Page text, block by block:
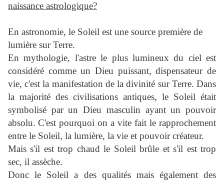
naissance astrologique?
En astronomie, le Soleil est une source première de
lumière sur Terre.
En mythologie, l'astre le plus lumineux du ciel est
considéré comme un Dieu puissant, dispensateur de
vie, c'est la manifestation de la divinité sur Terre. Dans
la majorité des civilisations antiques, le Soleil était
symbolisé par un Dieu masculin ayant un pouvoir
absolu. C'est pourquoi on a vite fait le rapprochement
entre le Soleil, la lumière, la vie et pouvoir créateur.
Mais s'il est trop chaud le Soleil brûle et s'il est trop
sec, il assèche.
Donc le Soleil a des qualités mais également des